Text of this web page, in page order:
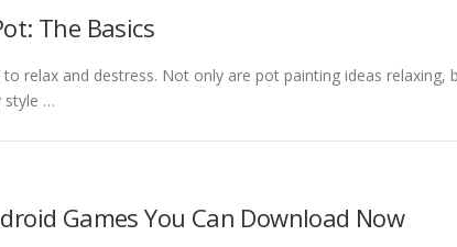
The Basics
relax and destress. Not only are pot painting ideas relaxing,
style …
Games You Can Download Now